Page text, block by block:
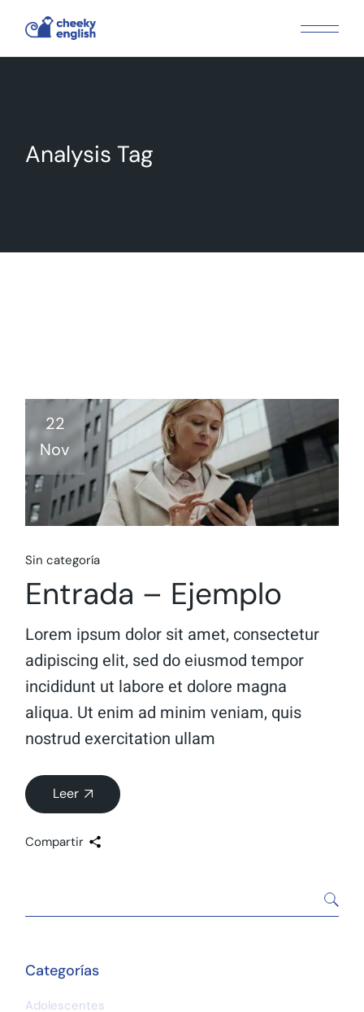
content
Analysis Tag
22
Nov
Sin categoría
Entrada – Ejemplo
Lorem ipsum dolor sit amet, consectetur
adipiscing elit, sed do eiusmod tempor
incididunt ut labore et dolore magna
aliqua. Ut enim ad minim veniam, quis
nostrud exercitation ullam
Leer
Compartir
Categorías
Adolescentes